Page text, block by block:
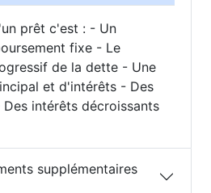
prêt c'est : - Un
fixe - Le
de la dette - Une
et d'intérêts - Des
intérêts décroissants
supplémentaires